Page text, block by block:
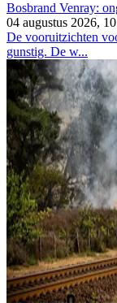
Bosbrand Venray:
04 augustus 2026,
De vooruitzichten
gunstig. De w...